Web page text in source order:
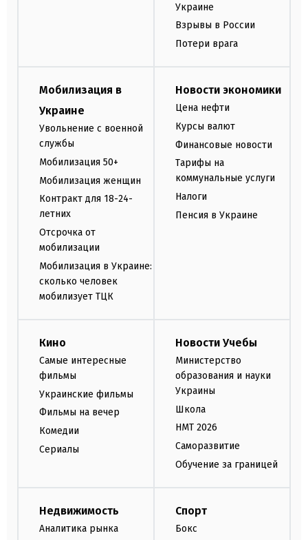
Украине
Взрывы в России
Потери врага
Мобилизация в
Украине
Увольнение с военной
службы
Мобилизация 50+
Мобилизация женщин
Контракт для 18-24-
летних
Отсрочка от
мобилизации
Мобилизация в Украине:
сколько человек
мобилизует ТЦК
Новости экономики
Цена нефти
Курсы валют
Финансовые новости
Тарифы на
коммунальные услуги
Налоги
Пенсия в Украине
Кино
Самые интересные
фильмы
Украинские фильмы
Фильмы на вечер
Комедии
Сериалы
Новости Учебы
Министерство
образования и науки
Украины
Школа
НМТ 2026
Саморазвитие
Обучение за границей
Недвижимость
Аналитика рынка
Спорт
Бокс